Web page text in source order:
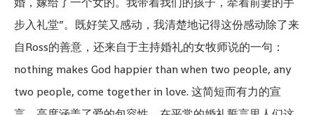
步入礼堂”。既好笑又感动，我清楚地记得这份感动除了来
自Ross的善意，还来自于主持婚礼的女牧师说的一句：
nothing makes God happier than when two people, any
two people, come together in love. 这简短而有力的宣